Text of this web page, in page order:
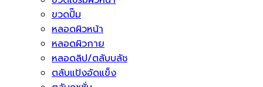
ขวดปั๊ม
หลอดผิวหน้า
หลอดผิวกาย
หลอดลิป/ตลับบลัช
ตลับแป้งอัดแข็ง